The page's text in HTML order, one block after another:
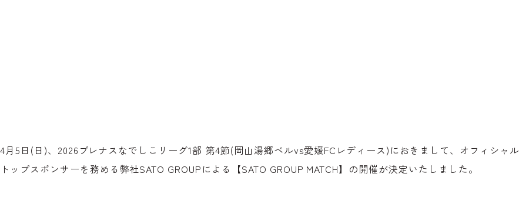
4月5日(日)、2026プレナスなでしこリーグ1部 第4節(岡山湯郷ベルvs愛媛FCレディース)におきまして、オフィシャル
トップスポンサーを務める弊社SATO GROUPによる【SATO GROUP MATCH】の開催が決定いたしました。